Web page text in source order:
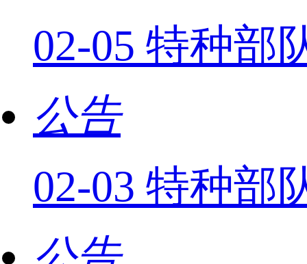
02-05 特种部
公告
02-03 特种部